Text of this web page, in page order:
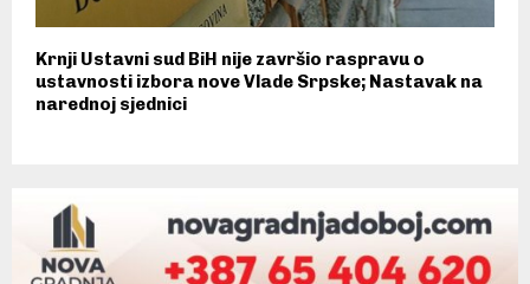
Krnji Ustavni sud BiH nije završio raspravu o
ustavnosti izbora nove Vlade Srpske; Nastavak na
narednoj sjednici